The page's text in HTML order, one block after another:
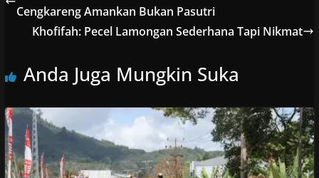
Cengkareng Amankan Bukan Pasutri
Khofifah: Pecel Lamongan Sederhana Tapi Nikmat
Anda Juga Mungkin Suka